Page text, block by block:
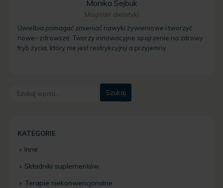
Monika Sejbuk
Magister dietetyki
Uwielbia pomagać zmieniać nawyki żywieniowe i tworzyć
nowe- zdrowsze. Tworzy innowacyjne spojrzenie na zdrowy
tryb życia, który nie jest restrykcyjny a przyjemny.
KATEGORIE
Inne
Składniki suplementów
Terapie niekonwencjonalne